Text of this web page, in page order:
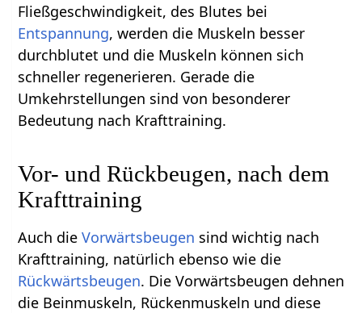
Fließgeschwindigkeit, des Blutes bei
Entspannung, werden die Muskeln besser
durchblutet und die Muskeln können sich
schneller regenerieren. Gerade die
Umkehrstellungen sind von besonderer
Bedeutung nach Krafttraining.
Vor- und Rückbeugen, nach dem
Krafttraining
Auch dieVorwärtsbeugen sind wichtig nach
Krafttraining, natürlich ebenso wie die
Rückwärtsbeugen. Die Vorwärtsbeugen dehnen
die Beinmuskeln, Rückenmuskeln und diese